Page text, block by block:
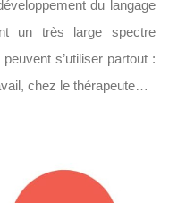
du langage
un très large spectre
s’utiliser partout :
chez le thérapeute…